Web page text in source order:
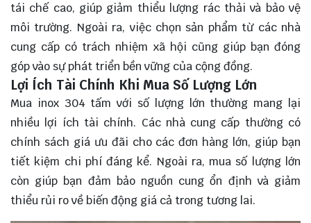
tái chế cao, giúp giảm thiểu lượng rác thải và bảo vệ
môi trường. Ngoài ra, việc chọn sản phẩm từ các nhà
cung cấp có trách nhiệm xã hội cũng giúp bạn đóng
góp vào sự phát triển bền vững của cộng đồng.
Lợi Ích Tài Chính Khi Mua Số Lượng Lớn
Mua inox 304 tấm với số lượng lớn thường mang lại
nhiều lợi ích tài chính. Các nhà cung cấp thường có
chính sách giá ưu đãi cho các đơn hàng lớn, giúp bạn
tiết kiệm chi phí đáng kể. Ngoài ra, mua số lượng lớn
còn giúp bạn đảm bảo nguồn cung ổn định và giảm
thiểu rủi ro về biến động giá cả trong tương lai.